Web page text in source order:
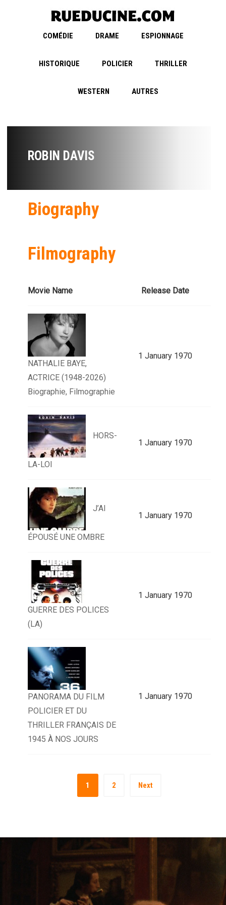
COMÉDIE DRAME ESPIONNAGE
HISTORIQUE POLICIER THRILLER
WESTERN AUTRES
ROBIN DAVIS
Biography
Filmography
Movie Name Release Date
NATHALIE BAYE,
ACTRICE (1948-2026)
Biographie, Filmographie
1 January 1970
HORS-
LA-LOI
1 January 1970
J’AI
ÉPOUSÉ UNE OMBRE
1 January 1970
GUERRE DES POLICES
(LA)
1 January 1970
PANORAMA DU FILM
POLICIER ET DU
THRILLER FRANÇAIS DE
1945 À NOS JOURS
1 January 1970
1 2 Next